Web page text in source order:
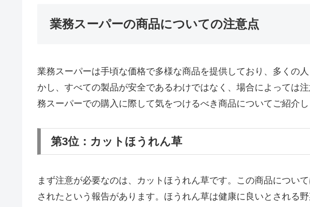
業務スーパーの商品についての注意点
業務スーパーは手頃な価格で多様な商品を提供しており、多くの
かし、すべての製品が安全であるわけではなく、場合によっては
務スーパーでの購入に際して気をつけるべき商品についてご紹介し
第3位：カットほうれん草
まず注意が必要なのは、カットほうれん草です。この商品につい
されたという報告があります。ほうれん草は健康に良いとされる